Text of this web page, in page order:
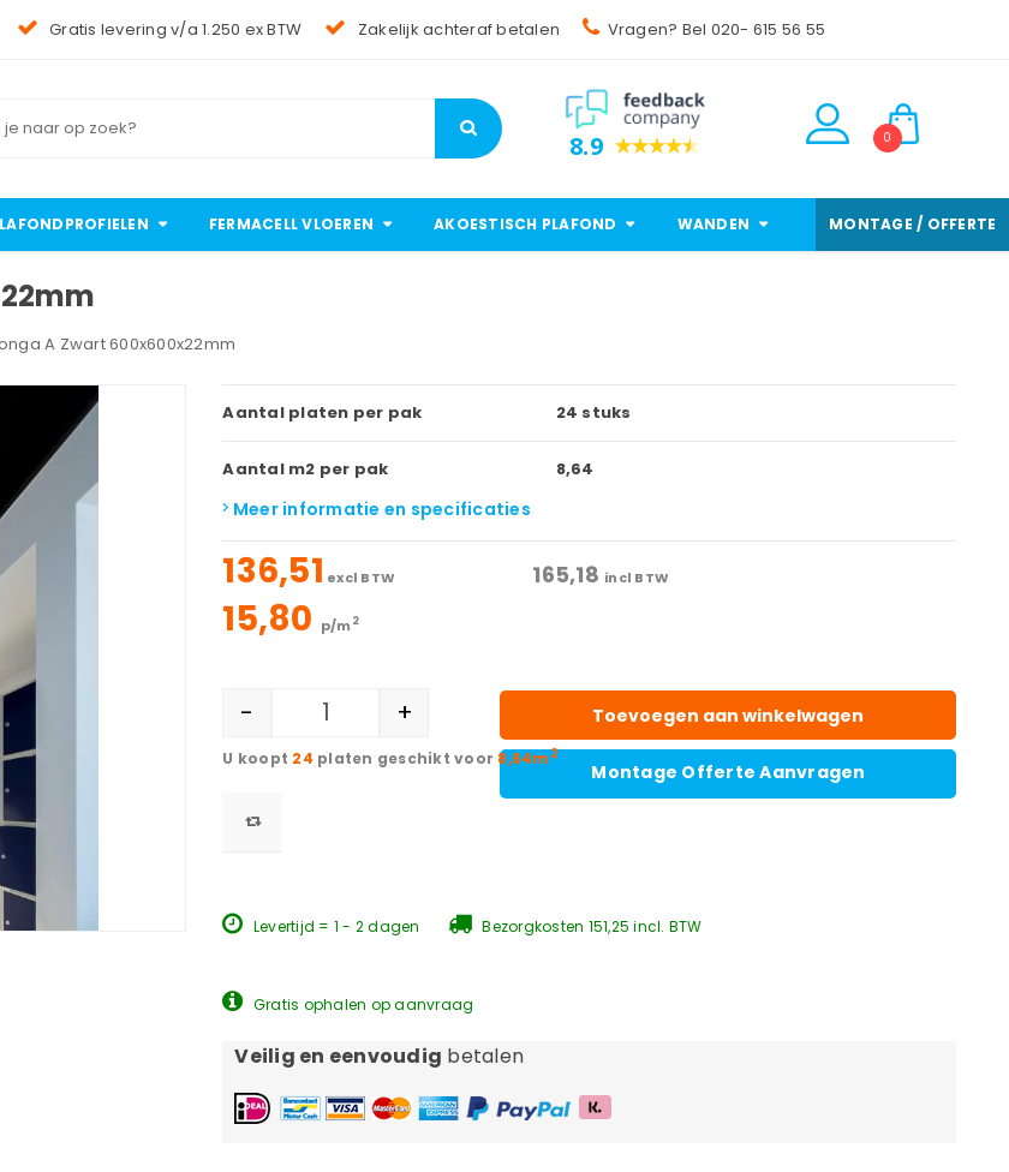
Gratis levering v/a 1.250 ex BTW Zakelijk achteraf betalen Vragen? Bel 020- 615 56 55
8.9 0
FERMACELL VLOEREN AKOESTISCH PLAFOND WANDEN MONTAGE / OFFERTE
A Zwart 600x600x22mm
Aantal platen per pak 24 stuks
Aantal m2 per pak 8,64
Meer informatie en specificaties
136,51 excl BTW 165,18 incl BTW
15,80 p/m 2
- + Toevoegen aan winkelwagen
Montage Offerte Aanvragen
24 platen geschikt voor 8,64m2
Levertijd = 1 - 2 dagen Bezorgkosten 151,25 incl. BTW
Gratis ophalen op aanvraag
Veilig en eenvoudig betalen